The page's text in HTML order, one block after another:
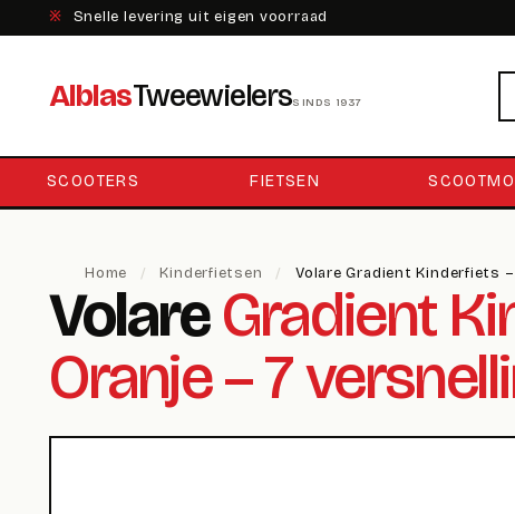
※ Snelle levering uit eigen voorraad
AlblasTweewielersSINDS 1937
SCOOTERS FIETSEN
Home / Kinderfietsen / Volare Gradient Kinderfiets
VolareGradient
Oranje – 7